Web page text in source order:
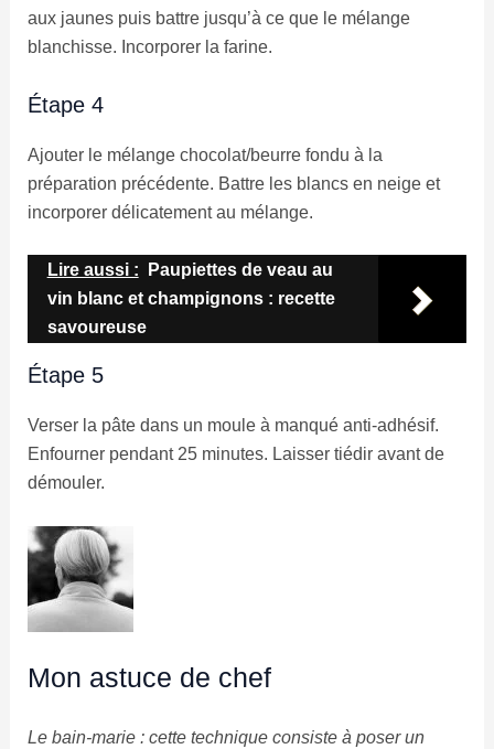
aux jaunes puis battre jusqu’à ce que le mélange
blanchisse. Incorporer la farine.
Étape 4
Ajouter le mélange chocolat/beurre fondu à la
préparation précédente. Battre les blancs en neige et
incorporer délicatement au mélange.
Lire aussi :
Paupiettes de veau au
vin blanc et champignons : recette
savoureuse
Étape 5
Verser la pâte dans un moule à manqué anti-adhésif.
Enfourner pendant 25 minutes. Laisser tiédir avant de
démouler.
Mon astuce de chef
Le bain-marie : cette technique consiste à poser un